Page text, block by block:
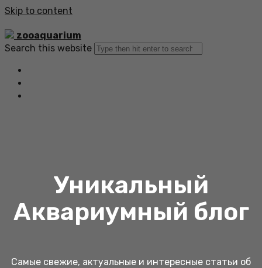
Skip to content
zooaquarium
Search this website
Уникальный
Аквариумный блог
Самые свежие, актуальные и интересные статьи об